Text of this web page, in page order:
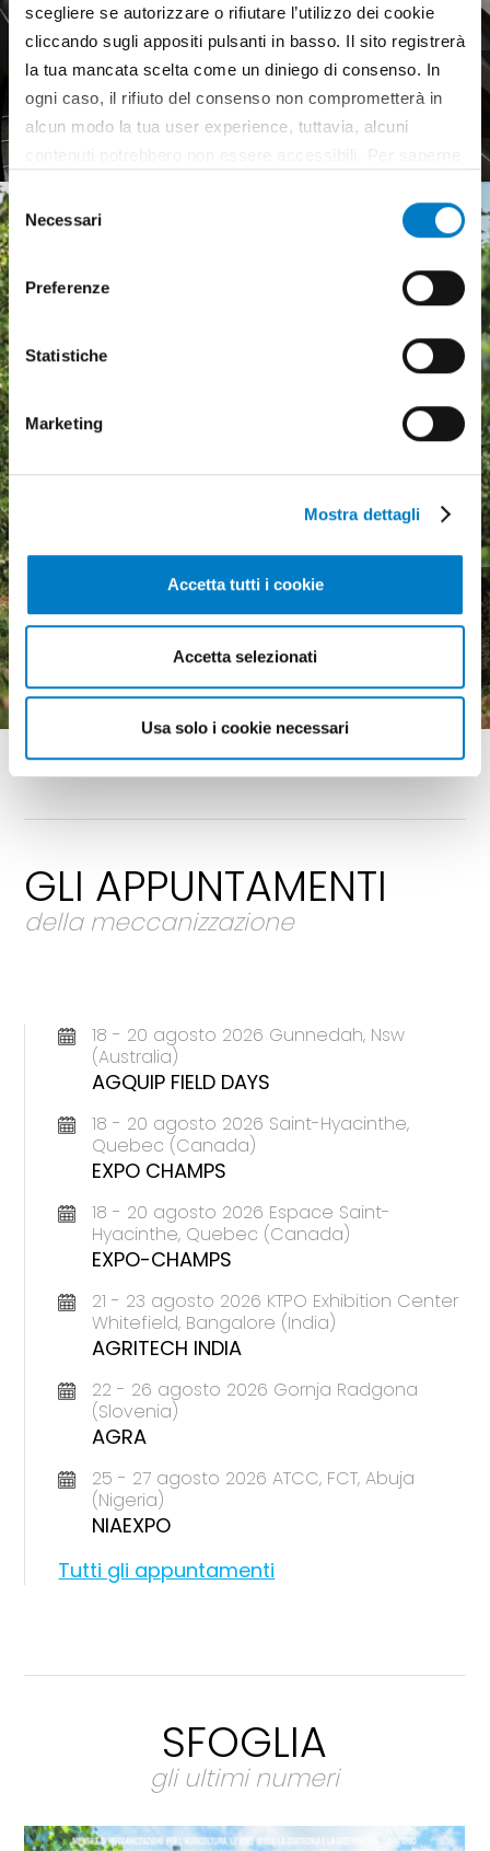
scegliere se autorizzare o rifiutare l’utilizzo dei cookie
cliccando sugli appositi pulsanti in basso. Il sito registrerà
la tua mancata scelta come un diniego di consenso. In
ogni caso, il rifiuto del consenso non comprometterà in
alcun modo la tua user experience, tuttavia, alcuni
all’utilizzo di tutti, o solamente di alcuni di essi, ti
Selezione
del
consenso
Necessari
Preferenze
Statistiche
Marketing
Mostra dettagli
Accetta tutti i cookie
Accetta selezionati
Usa solo i cookie necessari
Pneumatici agricoli,
mercato europeo debole
Macchine agricole, mercato
in crescita ma pesa
l'incertezza economica
GLI APPUNTAMENTI
della meccanizzazione
18 - 20 agosto 2026 Gunnedah, Nsw
(Australia)
AGQUIP FIELD DAYS
18 - 20 agosto 2026 Saint-Hyacinthe,
Quebec (Canada)
EXPO CHAMPS
18 - 20 agosto 2026 Espace Saint-
Hyacinthe, Quebec (Canada)
EXPO-CHAMPS
21 - 23 agosto 2026 KTPO Exhibition Center
Whitefield, Bangalore (India)
AGRITECH INDIA
22 - 26 agosto 2026 Gornja Radgona
(Slovenia)
AGRA
25 - 27 agosto 2026 ATCC, FCT, Abuja
(Nigeria)
NIAEXPO
Tutti gli appuntamenti
SFOGLIA
gli ultimi numeri